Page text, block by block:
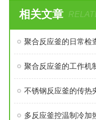
相关文章
聚合反应釜的日常检
聚合反应釜的工作机
不锈钢反应釜的传热
多反应釜控温制冷加